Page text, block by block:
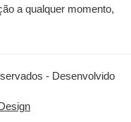
a qualquer momento,
- Desenvolvido